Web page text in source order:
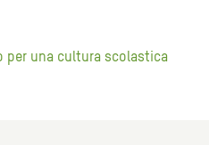
per una cultura scolastica